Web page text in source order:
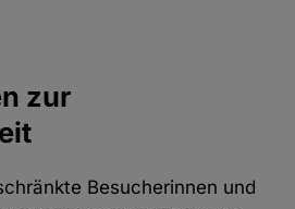
zur
Besucherinnen und